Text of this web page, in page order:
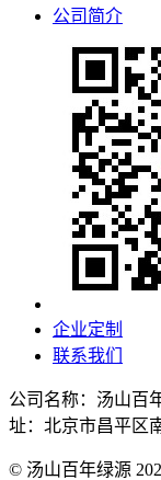
公司简介
企业定制
联系我们
公司名称：汤山百
址：北京市昌平区
© 汤山百年绿源